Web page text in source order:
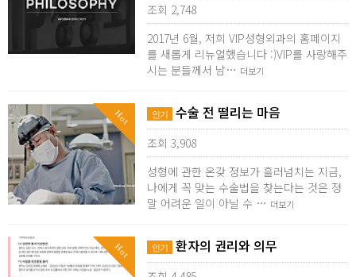
조회 2,748
2017년 6월, 저희 VIP성형외과의 홈페이지
를 새롭게 리뉴얼했습니다 :)VIP를 사랑해주
시는 분들께서 남… 더보기
Hot 인기 수술 전 떨리는 마음
조회 3,908
성형에 관한 온갖 정보가 흘러넘치는 지금,
나에게 꼭 맞는 수술법을 찾는다는 것은 정
말 어려운 일이 아닐 수 … 더보기
Hot 인기 환자의 권리와 의무